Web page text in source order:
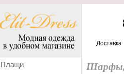
Доставка
Плащи